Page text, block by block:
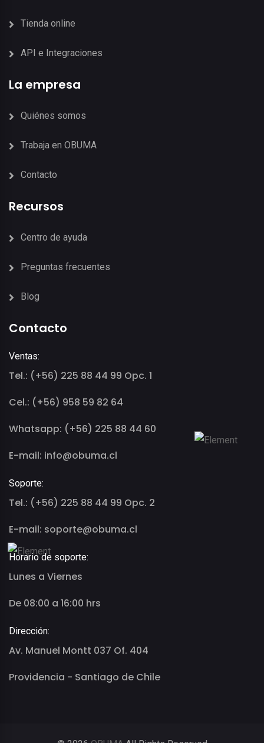
Tienda online
API e Integraciones
La empresa
Quiénes somos
Trabaja en OBUMA
Contacto
Recursos
Centro de ayuda
Preguntas frecuentes
Blog
Contacto
Ventas:
Tel.: (+56) 225 88 44 99 Opc. 1
Cel.: (+56) 958 59 82 64
Whatsapp: (+56) 225 88 44 60
E-mail: info@obuma.cl
Soporte:
Tel.: (+56) 225 88 44 99 Opc. 2
E-mail: soporte@obuma.cl
Horario de soporte:
Lunes a Viernes
De 08:00 a 16:00 hrs
Dirección:
Av. Manuel Montt 037 Of. 404
Providencia - Santiago de Chile